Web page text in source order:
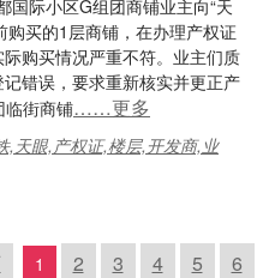
国际小区G组团商铺业主向“天
购买的1层商铺，在办理产权证
购买情况严重不符。业主们质
错误，要求重新核实并更正产
临街商铺……更多
,天眼,产权证,楼层,开发商,业
1 2 3 4 5
6